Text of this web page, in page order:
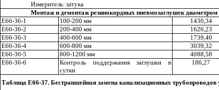
Измеритель: штука
Монтаж и демонтаж резинокордных пневмозаглушек диаметром
Е66-36-1
100-200 мм
1430,34
Е66-36-2
200-400 мм
1626,23
Е66-36-3
400-600 мм 1739,40
Е66-36-4
600-800 мм 3039,32
Е66-36-5
800-1200 мм
4088,58
Е66-36-6
Контроль поддержаниязаглушки в
сутки
186,27
Таблица Е66-37. Бестраншейная замена канализационных